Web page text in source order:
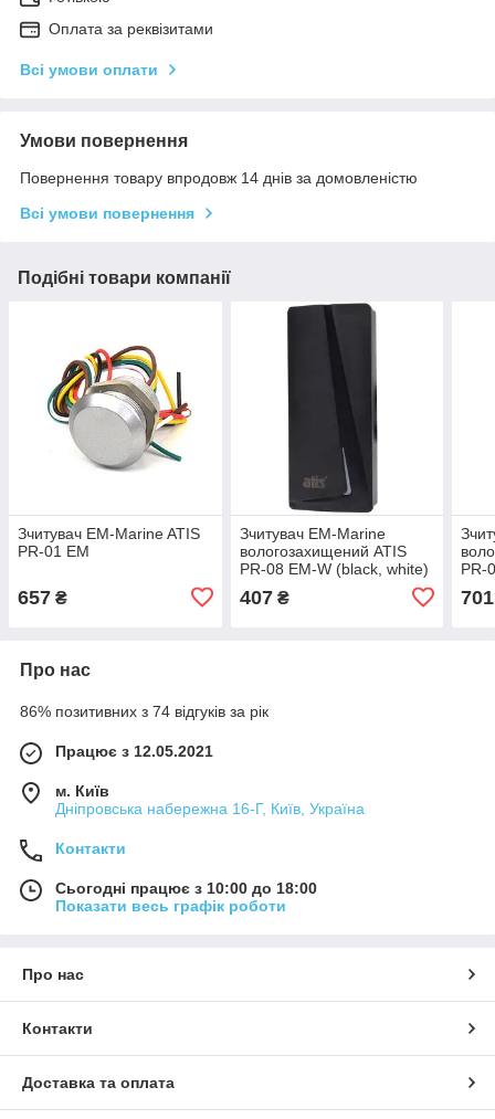
Оплата за реквізитами
Всі умови оплати
Умови повернення
Повернення товару впродовж 14 днів за домовленістю
Всі умови повернення
Подібні товари компанії
Зчитувач EM-Marine ATIS
PR-01 EM
657 ₴
Зчитувач EM-Marine
вологозахищений ATIS
PR-08 EM-W (black, white)
407₴
PR-
701
Про нас
86% позитивних з 74 відгуків за рік
Працює з 12.05.2021
м. Київ
Дніпровська набережна 16-Г, Київ, Україна
Контакти
Сьогодні працює з 10:00 до 18:00
Показати весь графік роботи
Про нас
Контакти
Доставка та оплата